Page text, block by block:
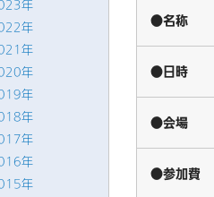
年
年
年
年
年
年
年
年
年
●名称
●日時
●会場
●参加費